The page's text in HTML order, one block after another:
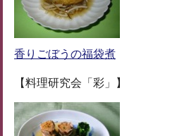
香りごぼうの福袋煮
【料理研究会「彩」】